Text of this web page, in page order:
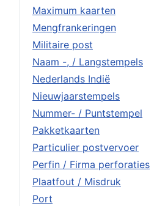
Maximum kaarten
Mengfrankeringen
Militaire post
Naam -, / Langstempels
Nederlands Indië
Nieuwjaarstempels
Nummer- / Puntstempel
Pakketkaarten
Particulier postvervoer
Perfin / Firma perforaties
Plaatfout / Misdruk
Port